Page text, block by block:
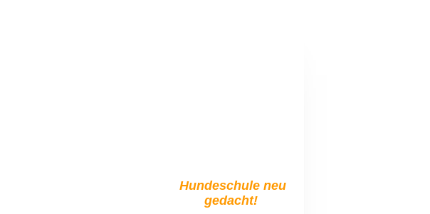
Hundeschule neu
gedacht!